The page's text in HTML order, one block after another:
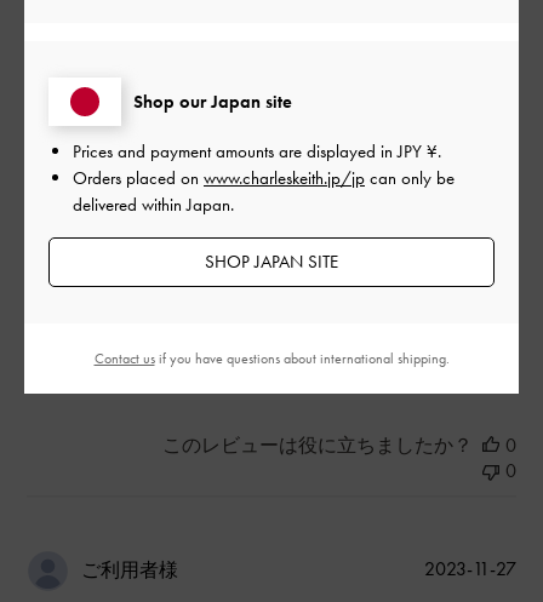
サイズ: 37/23.5cm |カラー: ブラック系
デザイン
普通
もっと見る
このレビューは役に立ちましたか？
0
0
ご利用者様
公
2023-11-27
Shop our Japan site
Prices and payment amounts are displayed inJPY ¥.
Orders placed on www.charleskeith.jp/jp can only be
delivered within Japan.
SHOP JAPAN SITE
Contact usif you have questions about international shipping.